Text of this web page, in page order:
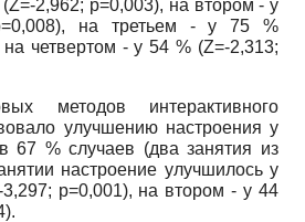
(Z=-2,962; p=0,003), на втором - у
на третьем - у 75 %
на четвертом - у 54 % (Z=-2,313;
методов интерактивного
улучшению настроения у
67 % случаев (два занятия из
настроение улучшилось у
3,297; p=0,001), на втором - у 44